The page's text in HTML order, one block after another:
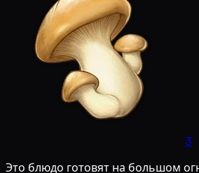
3
Это блюдо готовят на большом